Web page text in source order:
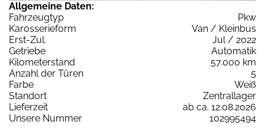
Allgemeine Daten:
Fahrzeugtyp
Pkw
Karosserieform
Van / Kleinbus
Erst-Zul.
Jul / 2022
Getriebe
Automatik
Kilometerstand
57.000 km
Anzahl der Türen
5
Farbe
Weiß
Standort
Zentrallager
Lieferzeit
ab ca. 12.08.2026
Unsere Nummer
102995494